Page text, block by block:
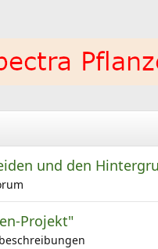
und den
Projekt"